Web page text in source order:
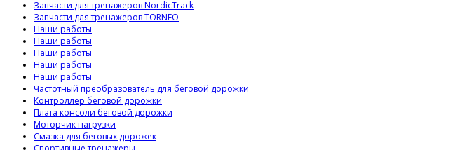
Запчасти для тренажеров NordicTrack
Запчасти для тренажеров TORNEO
Наши работы
Наши работы
Наши работы
Наши работы
Наши работы
Частотный преобразователь для беговой дорожки
Контроллер беговой дорожки
Плата консоли беговой дорожки
Моторчик нагрузки
Смазка для беговых дорожек